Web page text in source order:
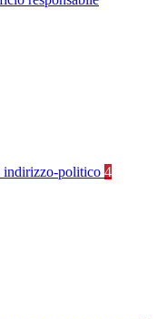
indirizzo-politico 4